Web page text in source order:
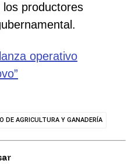
productores
operativo
DE AGRICULTURA Y GANADERÍA